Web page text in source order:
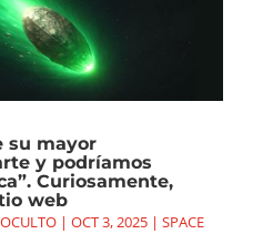
su mayor
y podríamos
Curiosamente,
web
| OCT 3, 2025| SPACE